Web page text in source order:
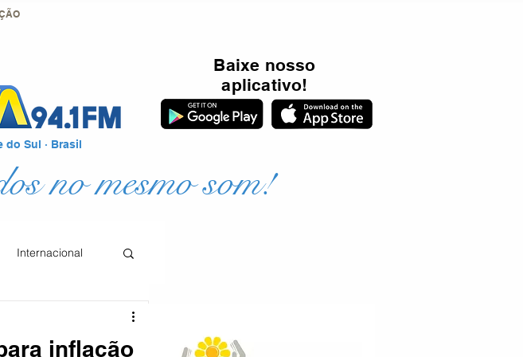
no mesmo som!
do Sul · Brasil
Baixe nosso
aplicativo!
Internacional
inflação